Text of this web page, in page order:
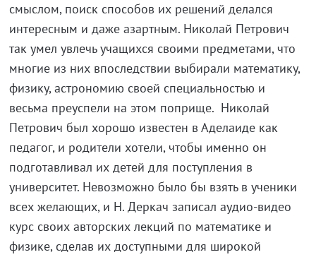
смыслом, поиск способов их решений делался
интересным и даже азартным. Николай Петрович
так умел увлечь учащихся своими предметами, что
многие из них впоследствии выбирали математику,
физику, астрономию своей специальностью и
весьма преуспели на этом поприще. Николай
Петрович был хорошо известен в Аделаиде как
педагог, и родители хотели, чтобы именно он
подготавливал их детей для поступления в
университет. Невозможно было бы взять в ученики
всех желающих, и Н. Деркач записал аудио-видео
курс своих авторских лекций по математике и
физике, сделав их доступными для широкой